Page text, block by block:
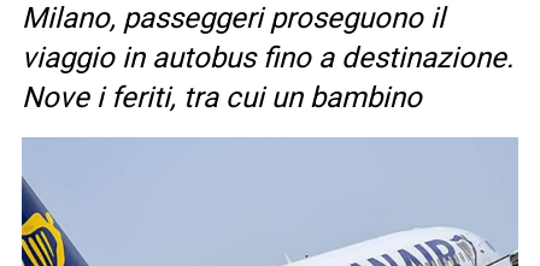
Milano, passeggeri proseguono il
viaggio in autobus fino a destinazione.
Nove i feriti, tra cui un bambino